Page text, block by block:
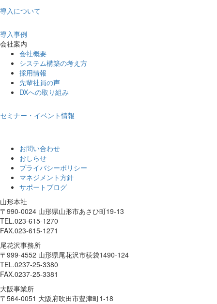
導入について
導入事例
会社案内
会社概要
システム構築の考え方
採用情報
先輩社員の声
DXへの取り組み
セミナー・イベント情報
お問い合わせ
おしらせ
プライバシーポリシー
マネジメント方針
サポートブログ
山形本社
〒990-0024 山形県山形市あさひ町19-13
TEL.023-615-1270
FAX.023-615-1271
尾花沢事務所
〒999-4552 山形県尾花沢市荻袋1490-124
TEL.0237-25-3380
FAX.0237-25-3381
大阪事業所
〒564-0051 大阪府吹田市豊津町1-18